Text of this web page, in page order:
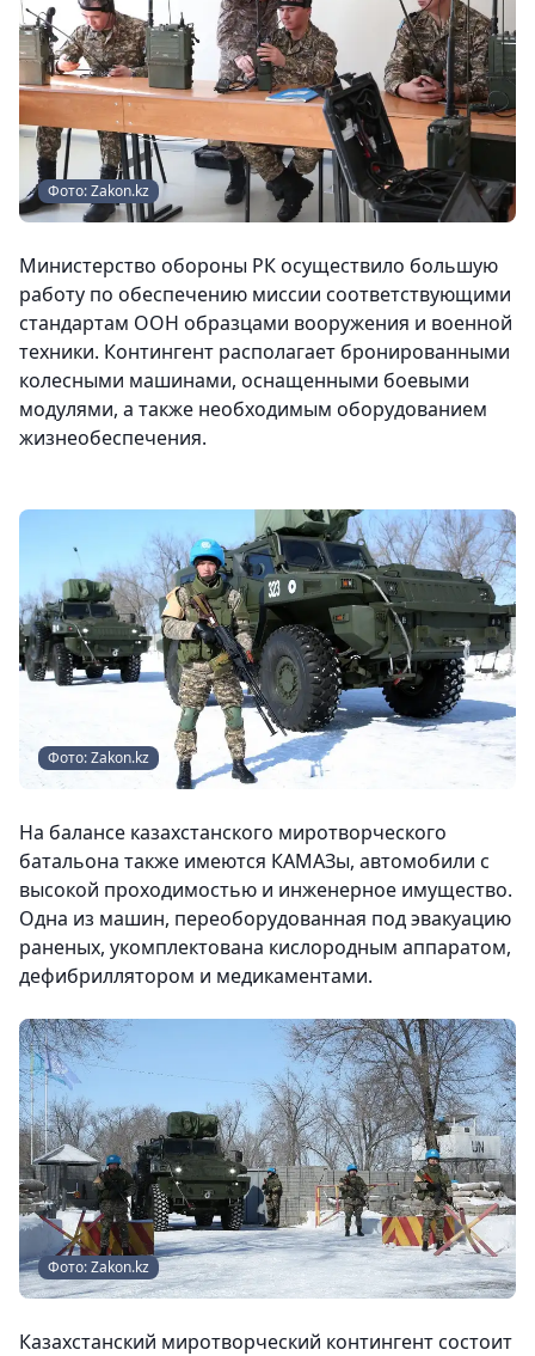
Фото: Zakon.kz
Министерство обороны РК осуществило большую
работу по обеспечению миссии соответствующими
стандартам ООН образцами вооружения и военной
техники. Контингент располагает бронированными
колесными машинами, оснащенными боевыми
модулями, а также необходимым оборудованием
жизнеобеспечения.
Фото: Zakon.kz
На балансе казахстанского миротворческого
батальона также имеются КАМАЗы, автомобили с
высокой проходимостью и инженерное имущество.
Одна из машин, переоборудованная под эвакуацию
раненых, укомплектована кислородным аппаратом,
дефибриллятором и медикаментами.
Фото: Zakon.kz
Казахстанский миротворческий контингент состоит